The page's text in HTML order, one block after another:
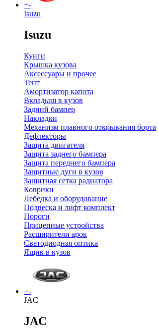
+-
Isuzu
Isuzu
Кунги
Крышка кузова
Аксессуары и прочее
Тент
Амортизатор капота
Вкладыш в кузов
Задний бампер
Накладки
Механизм плавного открывания борта
Дефлекторы
Защита двигателя
Защита заднего бампера
Защита переднего бампера
Защитные дуги в кузов
Защитная сетка радиатора
Коврики
Лебедка и оборудование
Подвеска и лифт комплект
Пороги
Прицепные устройства
Расширители арок
Светодиодная оптика
Ящик в кузов
+-
JAC
JAC